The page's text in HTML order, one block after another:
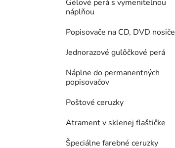
Gélové perá s vymeniteľnou
náplňou
Popisovače na CD, DVD nosiče
Jednorazové guľôčkové perá
Náplne do permanentných
popisovačov
Poštové ceruzky
Atrament v sklenej flaštičke
Špeciálne farebné ceruzky